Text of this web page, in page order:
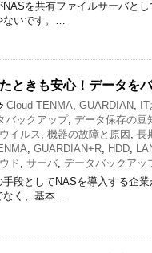
を共有ファイルサーバと
ないです。…
ときも安心！データを
-Cloud TENMA, GUARDIAN,
バックアップ, データ保存の豆
イルス , 機器の故障と原因 , 長
, GUARDIAN+R, HDD,
ド, サーバ, データバックアッ
段としてNASを導入する企
なく、基本…